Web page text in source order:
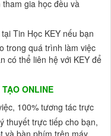
gia học đều và
Tin Học KEY nếu bạn
trong quá trình làm việc
có thể liên hệ với KEY để
ONLINE
100% tương tác trực
thuyết trực tiếp cho bạn,
và bàn phím trên máy